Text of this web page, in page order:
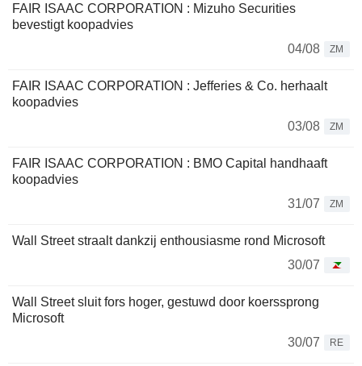
FAIR ISAAC CORPORATION : Mizuho Securities
bevestigt koopadvies
04/08
ZM
FAIR ISAAC CORPORATION : Jefferies & Co. herhaalt
koopadvies
03/08
ZM
FAIR ISAAC CORPORATION : BMO Capital handhaaft
koopadvies
31/07
ZM
Wall Street straalt dankzij enthousiasme rond Microsoft
30/07
Wall Street sluit fors hoger, gestuwd door koerssprong
Microsoft
30/07
RE